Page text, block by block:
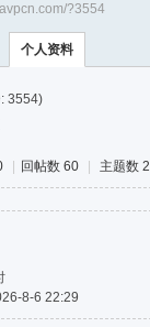
?3554
个人资料
3554)
回帖数 60 主题数 2
8-6 22:29